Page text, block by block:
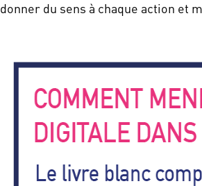
donner du sens à chaque action et